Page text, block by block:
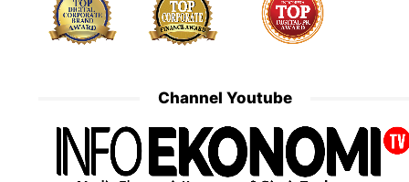
Channel Youtube